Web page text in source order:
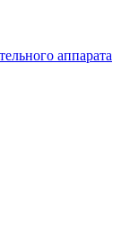
аппарата